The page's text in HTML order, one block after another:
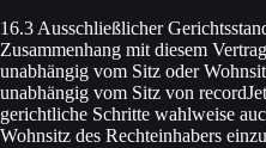
16.3 Ausschließlicher
Zusammenhang mit diesem
unabhängig vom Sitz oder
unabhängig vom Sitz von
gerichtliche Schritte wahlweise
Wohnsitz des Rechteinhabers